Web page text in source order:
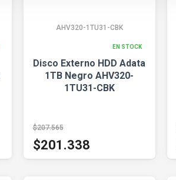
AHV320-1TU31-CBK
EN STOCK
Disco Externo HDD Adata
1TB Negro AHV320-
1TU31-CBK
$207.565
$201.338